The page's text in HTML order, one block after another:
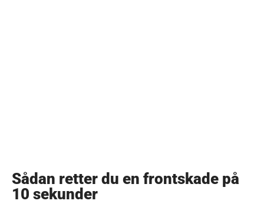
Sådan retter du en frontskade på
10 sekunder